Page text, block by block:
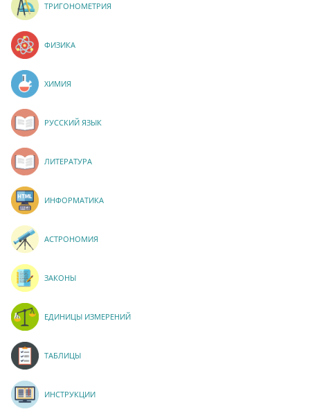
ТРИГОНОМЕТРИЯ
ФИЗИКА
ХИМИЯ
РУССКИЙ ЯЗЫК
ЛИТЕРАТУРА
ИНФОРМАТИКА
АСТРОНОМИЯ
ЗАКОНЫ
ЕДИНИЦЫ ИЗМЕРЕНИЙ
ТАБЛИЦЫ
ИНСТРУКЦИИ